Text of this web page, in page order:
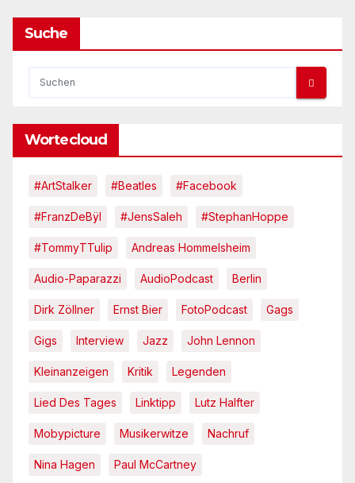
Suche
Wortecloud
#ArtStalker #Beatles #Facebook
#FranzDeBÿl #JensSaleh #StephanHoppe
#TommyTTulip Andreas Hommelsheim
Audio-Paparazzi AudioPodcast Berlin
Dirk Zöllner Ernst Bier FotoPodcast Gags
Gigs Interview Jazz John Lennon
Kleinanzeigen Kritik Legenden
Lied Des Tages Linktipp Lutz Halfter
Mobypicture Musikerwitze Nachruf
Nina Hagen Paul McCartney